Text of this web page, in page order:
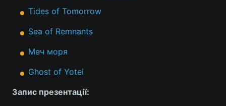
Tides of Tomorrow
Sea of Remnants
Меч моря
Ghost of Yotei
Запис презентації: